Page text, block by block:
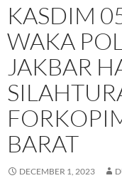
KASDIM
WAKA
JAKBAR
BARAT
DECEMBER 1, 2023